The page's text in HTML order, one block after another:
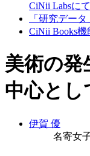
CiNii Labsに
「研究デー
CiNii Books
美術の発
中心とし
伊賀 優
名寄女